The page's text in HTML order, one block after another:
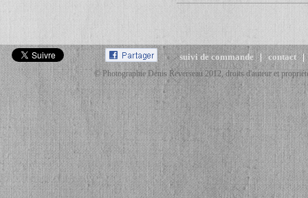
suivi de commande|contact
© Photographie Denis Reverseau 2012, droits d'auteur et